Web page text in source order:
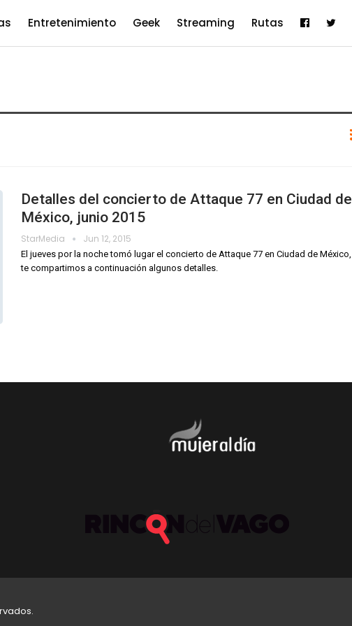
Entretenimiento Geek Streaming Rutas
Detalles del concierto de Attaque 77 en Ciudad de
México, junio 2015
StarMedia Jun 12, 2015
El jueves por la noche tomó lugar el concierto de Attaque 77 en Ciudad de México,
te compartimos a continuación algunos detalles.